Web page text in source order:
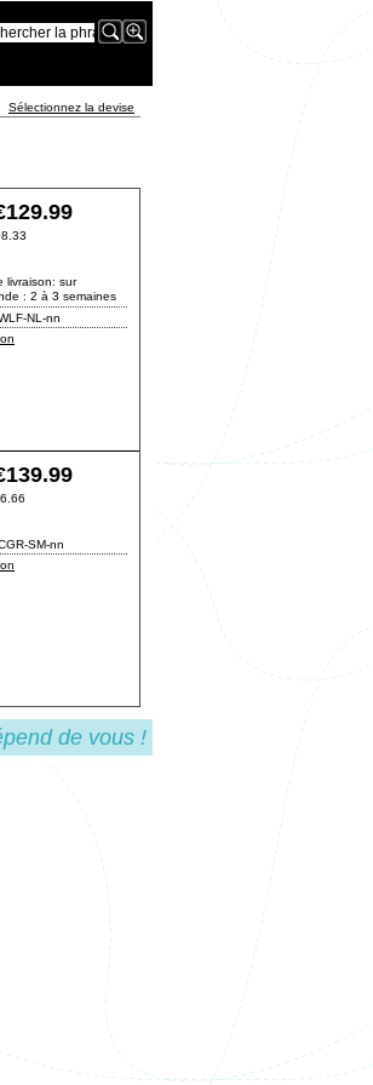
Sélectionnez la devise
129.99
livraison: sur
: 2 à 3 semaines
NL-nn
139.99
SM-nn
de vous !